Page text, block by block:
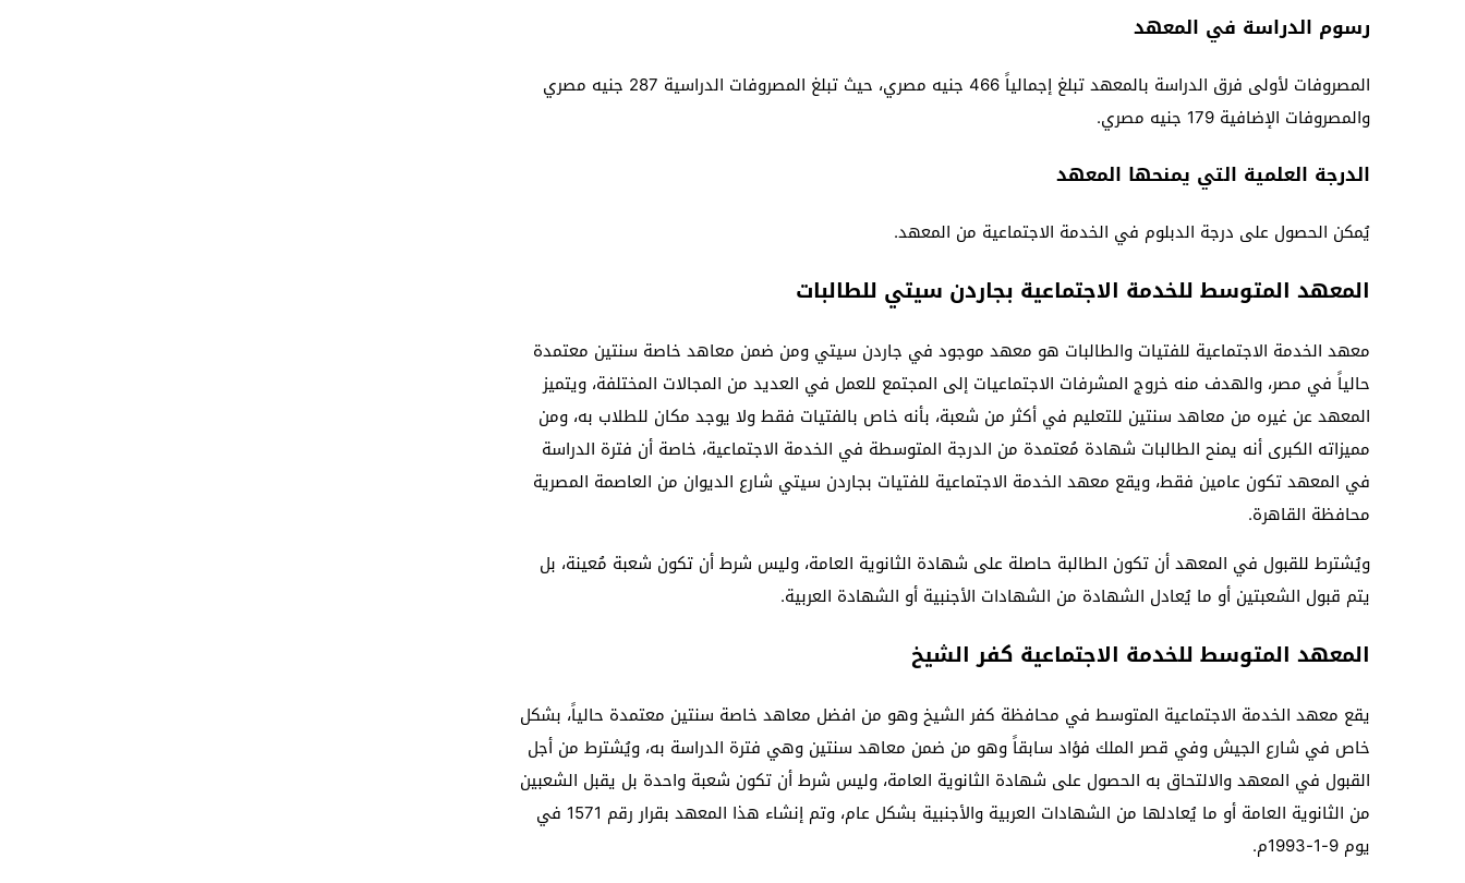
رسوم الدراسة في المعهد
المصروفات لأولى فرق الدراسة بالمعهد تبلغ إجمالياً 466 جنيه مصري، حيث تبلغ المصروفات الدراسية 287 جنيه مصري
والمصروفات الإضافية 179 جنيه مصري.
الدرجة العلمية التي يمنحها المعهد
يُمكن الحصول على درجة الدبلوم في الخدمة الاجتماعية من المعهد.
المعهد المتوسط للخدمة الاجتماعية بجاردن سيتي للطالبات
معهد الخدمة الاجتماعية للفتيات والطالبات هو معهد موجود في جاردن سيتي ومن ضمن معاهد خاصة سنتين معتمدة
حالياً في مصر، والهدف منه خروج المشرفات الاجتماعيات إلى المجتمع للعمل في العديد من المجالات المختلفة، ويتميز
المعهد عن غيره من معاهد سنتين للتعليم في أكثر من شعبة، بأنه خاص بالفتيات فقط ولا يوجد مكان للطلاب به، ومن
مميزاته الكبرى أنه يمنح الطالبات شهادة مُعتمدة من الدرجة المتوسطة في الخدمة الاجتماعية، خاصة أن فترة الدراسة
في المعهد تكون عامين فقط، ويقع معهد الخدمة الاجتماعية للفتيات بجاردن سيتي شارع الديوان من العاصمة المصرية
محافظة القاهرة.
ويُشترط للقبول في المعهد أن تكون الطالبة حاصلة على شهادة الثانوية العامة، وليس شرط أن تكون شعبة مُعينة، بل
يتم قبول الشعبتين أو ما يُعادل الشهادة من الشهادات الأجنبية أو الشهادة العربية.
المعهد المتوسط للخدمة الاجتماعية كفر الشيخ
يقع معهد الخدمة الاجتماعية المتوسط في محافظة كفر الشيخ وهو من افضل معاهد خاصة سنتين معتمدة حالياً، بشكل
خاص في شارع الجيش وفي قصر الملك فؤاد سابقاً وهو من ضمن معاهد سنتين وهي فترة الدراسة به، ويُشترط من أجل
القبول في المعهد والالتحاق به الحصول على شهادة الثانوية العامة، وليس شرط أن تكون شعبة واحدة بل يقبل الشعبين
من الثانوية العامة أو ما يُعادلها من الشهادات العربية والأجنبية بشكل عام، وتم إنشاء هذا المعهد بقرار رقم 1571 في
يوم 9-1-1993م.